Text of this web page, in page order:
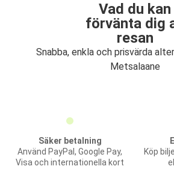
Vad du kan
förvänta dig
resan
Snabba, enkla och prisvärda
Metsalaane
Säker betalning
Använd PayPal, Google Pay,
Visa och internationella kort
Köp